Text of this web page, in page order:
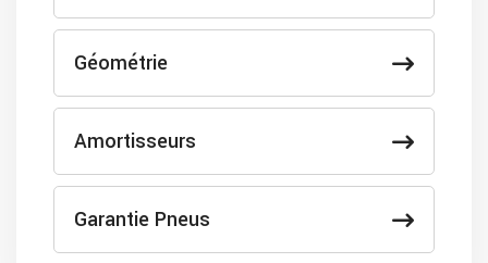
Géométrie
Amortisseurs
Garantie Pneus